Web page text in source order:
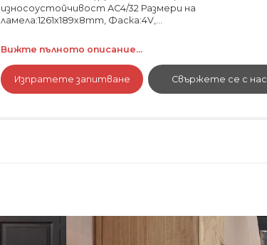
износоустойчивост АС4/32 Размери на
ламела:1261х189х8mm, Фаска:4V,...
Вижте пълното описание...
Изпратете запитване Свържете се с нас